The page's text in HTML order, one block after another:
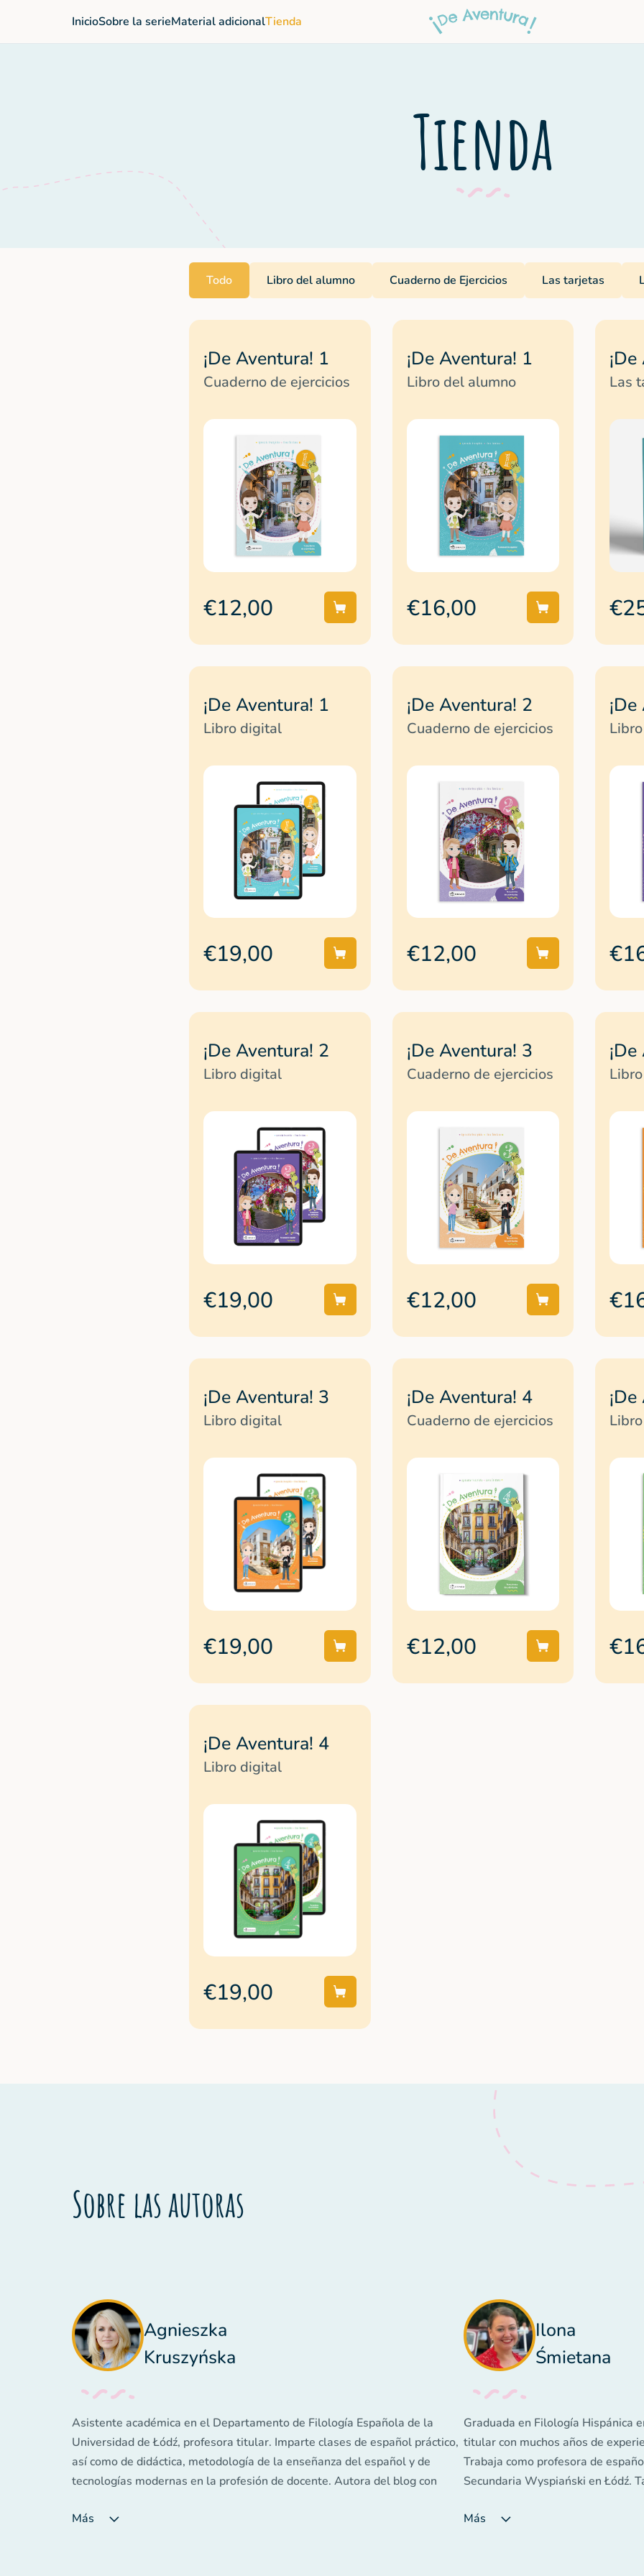
InicioSobre la serieMaterial adicionalTienda
Tienda
Todo Libro del alumno Cuaderno de Ejercicios Las tarjetas
¡De Aventura! 1
Cuaderno de ejercicios
€12,00
¡De Aventura! 1
Libro del alumno
€16,00
Las
¡De Aventura! 1
Libro digital
€19,00
¡De Aventura! 2
Cuaderno de ejercicios
€12,00
¡De Aventura! 2
Libro digital
€19,00
¡De Aventura! 3
Cuaderno de ejercicios
€12,00
¡De Aventura! 3
Libro digital
€19,00
¡De Aventura! 4
Cuaderno de ejercicios
€12,00
¡De Aventura! 4
Libro digital
€19,00
Sobre las autoras
Agnieszka
Kruszyńska
Asistente académica en el Departamento de Filología Española de la
Universidad de Łódź, profesora titular. Imparte clases de español práctico,
así como de didáctica, metodología de la enseñanza del español y de
tecnologías modernas en la profesión de docente. Autora del blog con
muchos años de experiencia en la enseñanza de niños, adolescentes y
Más
Ilona
Śmietana
Graduada en Filología Hispánica
titular con muchos años de
Trabaja como profesora de
Secundaria Wyspiański en Łódź.
escuela" de Łódź. Su trabajo con
Más